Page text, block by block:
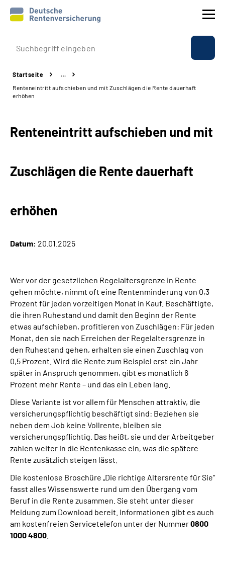
Prävention
Reha
Beratung & Kontakt
Experten
Suche
Language
Inhalte in Gebärdensprache (DGS)
Leichte Sprache
Mein Kundenportal
Startseite
…
Renteneintritt aufschieben und mit Zuschlägen die Rente dauerhaft
erhöhen
Renteneintritt aufschieben und mit
Zuschlägen die Rente dauerhaft
erhöhen
Datum: 20.01.2025
Wer vor der gesetzlichen Regelaltersgrenze in Rente
gehen möchte, nimmt oft eine Rentenminderung von 0,3
Prozent für jeden vorzeitigen Monat in Kauf. Beschäftigte,
die ihren Ruhestand und damit den Beginn der Rente
etwas aufschieben, profitieren von Zuschlägen: Für jeden
Monat, den sie nach Erreichen der Regelaltersgrenze in
den Ruhestand gehen, erhalten sie einen Zuschlag von
0,5 Prozent. Wird die Rente zum Beispiel erst ein Jahr
später in Anspruch genommen, gibt es monatlich 6
Prozent mehr Rente – und das ein Leben lang.
Diese Variante ist vor allem für Menschen attraktiv, die
versicherungspflichtig beschäftigt sind: Beziehen sie
neben dem Job keine Vollrente, bleiben sie
versicherungspflichtig. Das heißt, sie und der Arbeitgeber
zahlen weiter in die Rentenkasse ein, was die spätere
Rente zusätzlich steigen lässt.
Die kostenlose Broschüre „Die richtige Altersrente für Sie“
fasst alles Wissenswerte rund um den Übergang vom
Beruf in die Rente zusammen. Sie steht unter dieser
Meldung zum Download bereit. Informationen gibt es auch
am kostenfreien Servicetelefon unter der Nummer0800
1000 4800